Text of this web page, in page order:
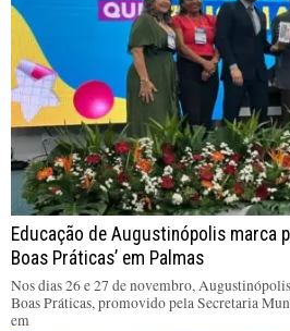
Educação de Augustinópolis marca
Boas Práticas’ em Palmas
Nos dias 26 e 27 de novembro,
Boas Práticas, promovido pela Secretaria
em